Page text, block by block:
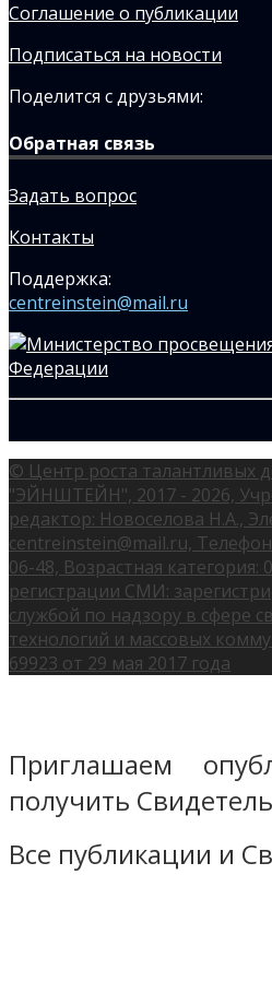
Соглашение о публикации
Подписаться на новости
Поделится с друзьями:
Обратная связь
Задать вопрос
Контакты
Поддержка:
centreinstein@mail.ru
© Центр роста талантливых
"ЭЙНШТЕЙН", 2017 - 2026,
редактор: Новоселова Н.А.,
centreinstein@mail.ru,
06-48, Возрастная категория:
регистрации СМИ:
службой по надзору в сфере
технологий и массовых
69923 от 29 мая 2017 года
Приглашаем
получить
Все публикации и